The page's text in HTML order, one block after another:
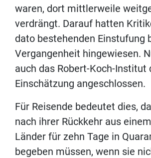
waren, dort mittlerweile
verdrängt. Darauf hatten
dato bestehenden Einstufung
Vergangenheit hingewiesen.
auch das Robert-Koch-Institut
Einschätzung angeschlossen.
Für Reisende bedeutet dies,
nach ihrer Rückkehr aus
Länder für zehn Tage in
begeben müssen, wenn sie